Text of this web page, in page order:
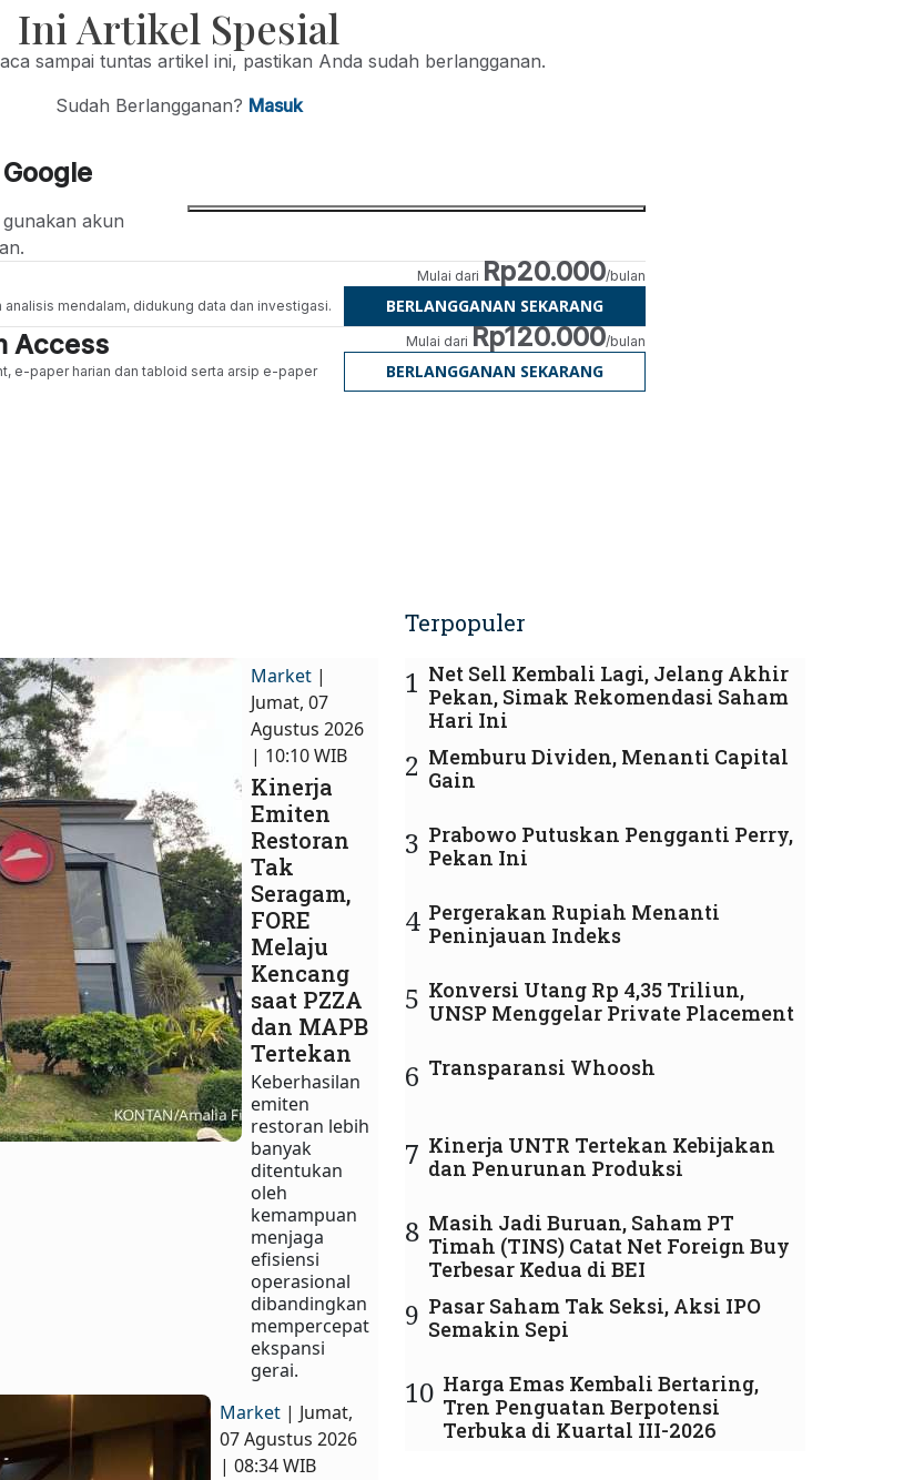
Ini Artikel Spesial
sampai tuntas artikel ini, pastikan Anda sudah berlangganan.
Sudah Berlangganan? Masuk
akun
mendalam, didukung data dan investigasi.
Mulai dari Rp20.000/bulan
BERLANGGANAN SEKARANG
Access
e-paper harian dan tabloid serta arsip e-paper
Mulai dari Rp120.000/bulan
BERLANGGANAN SEKARANG
Market |
Jumat, 07
Agustus 2026
| 10:10 WIB
Kinerja
Emiten
Restoran
Tak
Seragam,
FORE
Melaju
Kencang
saat PZZA
dan MAPB
Tertekan
Keberhasilan
emiten
restoran lebih
banyak
ditentukan
oleh
kemampuan
menjaga
efisiensi
operasional
dibandingkan
mempercepat
ekspansi
gerai.
Market | Jumat,
07 Agustus 2026
| 08:34 WIB
Terpopuler
1 Net Sell Kembali Lagi, Jelang Akhir
Pekan, Simak Rekomendasi Saham
Hari Ini
2 Memburu Dividen, Menanti Capital
Gain
3 Prabowo Putuskan Pengganti Perry,
Pekan Ini
4 Pergerakan Rupiah Menanti
Peninjauan Indeks
5 Konversi Utang Rp 4,35 Triliun,
UNSP Menggelar Private Placement
6 Transparansi Whoosh
7 Kinerja UNTR Tertekan Kebijakan
dan Penurunan Produksi
8 Masih Jadi Buruan, Saham PT
Timah (TINS) Catat Net Foreign Buy
Terbesar Kedua di BEI
9 Pasar Saham Tak Seksi, Aksi IPO
Semakin Sepi
10 Harga Emas Kembali Bertaring,
Tren Penguatan Berpotensi
Terbuka di Kuartal III-2026